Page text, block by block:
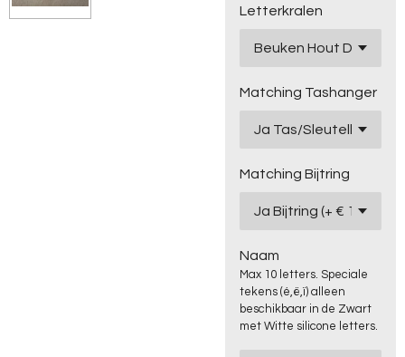
Letterkralen
Matching Tashanger
Matching Bijtring
Naam
Max 10 letters. Speciale
tekens (é,ë,ï) alleen
beschikbaar in de Zwart
met Witte silicone letters.